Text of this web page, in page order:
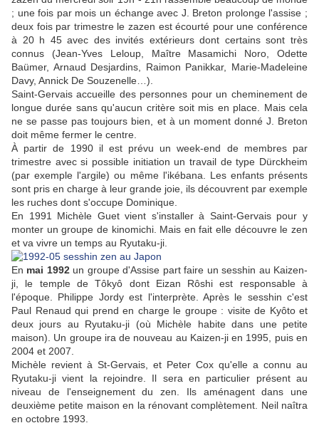
; une fois par mois un échange avec J. Breton prolonge l'assise ;
deux fois par trimestre le zazen est écourté pour une conférence
à 20 h 45 avec des invités extérieurs dont certains sont très
connus (Jean-Yves Leloup, Maître Masamichi Noro, Odette
Baümer, Arnaud Desjardins, Raimon Panikkar, Marie-Madeleine
Davy, Annick De Souzenelle…).
Saint-Gervais accueille des personnes pour un cheminement de
longue durée sans qu'aucun critère soit mis en place. Mais cela
ne se passe pas toujours bien, et à un moment donné J. Breton
doit même fermer le centre.
À partir de 1990 il est prévu un week-end de membres par
trimestre avec si possible initiation un travail de type Dürckheim
(par exemple l'argile) ou même l'ikébana. Les enfants présents
sont pris en charge à leur grande joie, ils découvrent par exemple
les ruches dont s'occupe Dominique.
En 1991 Michèle Guet vient s'installer à Saint-Gervais pour y
monter un groupe de kinomichi. Mais en fait elle découvre le zen
et va vivre un temps au Ryutaku-ji.
En mai 1992un groupe d'Assise part faire un sesshin au Kaizen-
ji, le temple de Tôkyô dont Eizan Rôshi est responsable à
l'époque. Philippe Jordy est l'interprète. Après le sesshin c'est
Paul Renaud qui prend en charge le groupe : visite de Kyôto et
deux jours au Ryutaku-ji (où Michèle habite dans une petite
maison). Un groupe ira de nouveau au Kaizen-ji en 1995, puis en
2004 et 2007.
Michèle revient à St-Gervais, et Peter Cox qu'elle a connu au
Ryutaku-ji vient la rejoindre. Il sera en particulier présent au
niveau de l'enseignement du zen. Ils aménagent dans une
deuxième petite maison en la rénovant complètement. Neil naîtra
en octobre 1993.